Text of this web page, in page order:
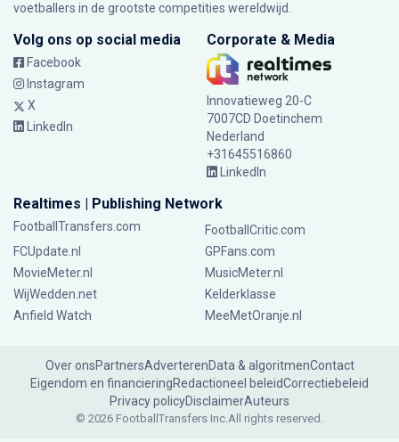
voetballers in de grootste competities wereldwijd.
Volg ons op social media
Facebook
Instagram
X
LinkedIn
Corporate & Media
Innovatieweg 20-C
7007CD Doetinchem
Nederland
+31645516860
LinkedIn
Realtimes | Publishing Network
FootballTransfers.com
FootballCritic.com
FCUpdate.nl
GPFans.com
MovieMeter.nl
MusicMeter.nl
WijWedden.net
Kelderklasse
Anfield Watch
MeeMetOranje.nl
Over onsPartnersAdverterenData & algoritmenContact
Eigendom en financieringRedactioneel beleidCorrectiebeleid
Privacy policyDisclaimerAuteurs
© 2026 FootballTransfers Inc.All rights reserved.